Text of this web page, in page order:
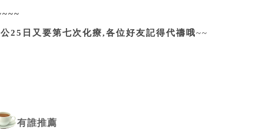
25日又要第七次化療,各位好友記得代禱哦~~
有誰推薦